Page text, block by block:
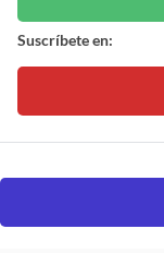
Suscríbete en: